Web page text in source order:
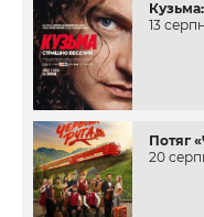
13
Потяг
20